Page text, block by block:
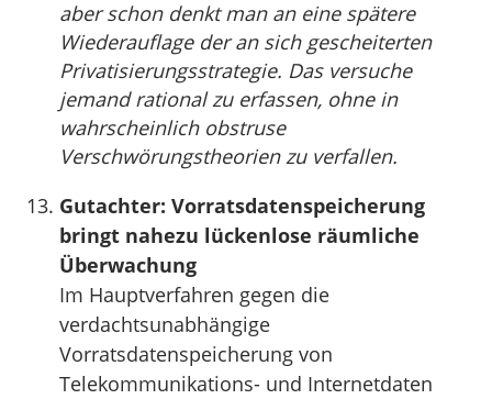
aber schon denkt man an eine spätere
Wiederauflage der an sich gescheiterten
Privatisierungsstrategie. Das versuche
jemand rational zu erfassen, ohne in
wahrscheinlich obstruse
Verschwörungstheorien zu verfallen.
Gutachter: Vorratsdatenspeicherung
bringt nahezu lückenlose räumliche
Überwachung
Im Hauptverfahren gegen die
verdachtsunabhängige
Vorratsdatenspeicherung von
Telekommunikations- und Internetdaten